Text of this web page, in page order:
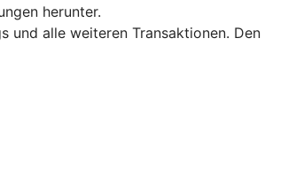
herunter.
und alle weiteren Transaktionen. Den